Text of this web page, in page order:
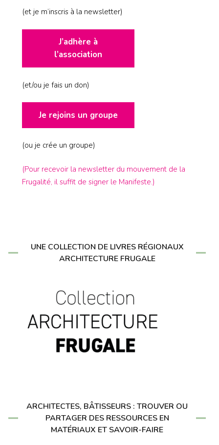
(et je m’inscris à la newsletter)
J’adhère à
l’association
(et/ou je fais un don)
Je rejoins un groupe
(ou je crée un groupe)
(Pour recevoir la newsletter du mouvement de la
Frugalité, il suffit de signer le Manifeste.)
UNE COLLECTION DE LIVRES RÉGIONAUX
ARCHITECTURE FRUGALE
ARCHITECTES, BÂTISSEURS : TROUVER OU
PARTAGER DES RESSOURCES EN
MATÉRIAUX ET SAVOIR-FAIRE